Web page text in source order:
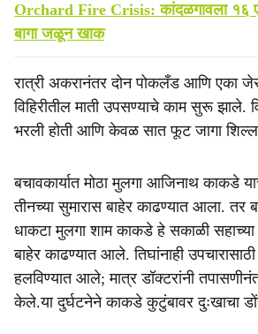
Orchard Fire Crisis: कांदळगावला १६
बागा जळून खाक
रात्री अकरानंतर दोन पोकलँड आणि एका
विहिरीतील माती उपसण्याचे काम सुरू झाले.
भरली होती आणि केवळ सात फूट जागा
बचावकार्यात मोठा मुलगा आजिनाथ काकडे
तीनच्या सुमारास बाहेर काढण्यात आला. तर
धाकटा मुलगा शाम काकडे हे सकाळी सहाच्या
बाहेर काढण्यात आले. तिघांनाही
हलविण्यात आले; मात्र डॉक्टरांनी
केले.या दुर्घटनेने काकडे कुटुंबावर दुःखाचा